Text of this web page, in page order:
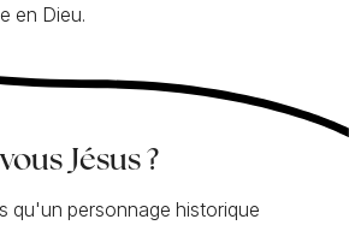
en Dieu.
Jésus ?
qu'un personnage historique